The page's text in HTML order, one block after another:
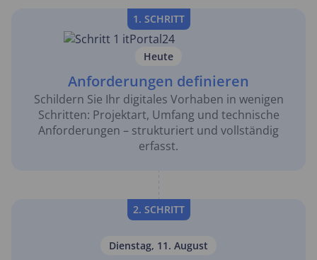
1. SCHRITT
Heute
Anforderungen definieren
Schildern Sie Ihr digitales Vorhaben in wenigen
Schritten: Projektart, Umfang und technische
Anforderungen – strukturiert und vollständig
erfasst.
2. SCHRITT
Dienstag, 11. August